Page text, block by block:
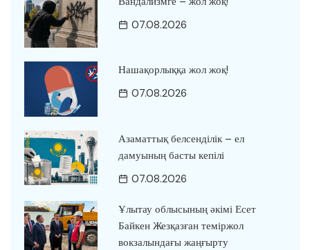
07.08.2026
Нашақорлыққа жол жоқ!
07.08.2026
Азаматтық белсенділік – ел
дамуының басты кепілі
07.08.2026
Ұлытау облысының әкімі Есет
Байкен Жезқазған теміржол
вокзалындағы жаңғырту